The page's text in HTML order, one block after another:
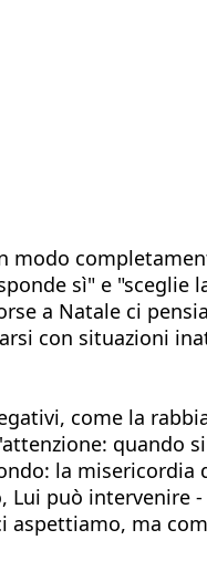
modo
sì" e "sceglie
a Natale ci
con situazioni
come la
quando
la misericordia
può intervenire
ma